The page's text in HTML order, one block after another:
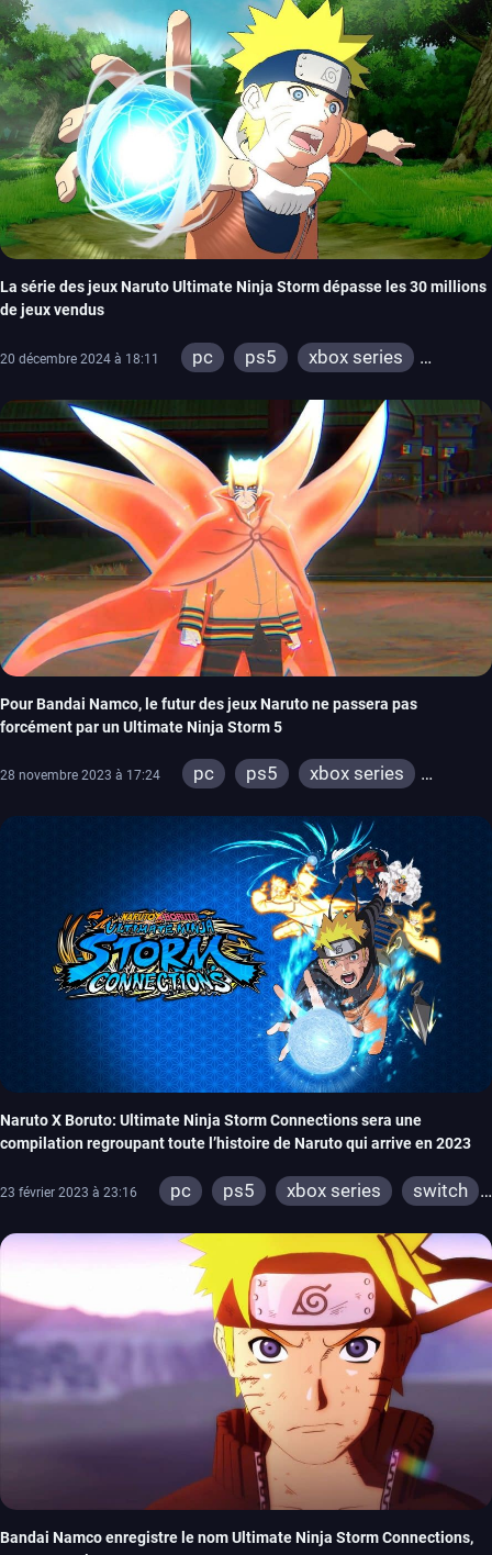
La série des jeux Naruto Ultimate Ninja Storm dépasse les 30 millions
de jeux vendus
20 décembre 2024 à 18:11 pc ps5
xbox series
Pour Bandai Namco, le futur des jeux Naruto ne passera pas
forcément par un Ultimate Ninja Storm 5
28 novembre 2023 à 17:24 pc ps5
xbox series
Naruto X Boruto: Ultimate Ninja Storm Connections sera une
compilation regroupant toute l’histoire de Naruto qui arrive en 2023
23 février 2023 à 23:16 pc ps5 xbox series
switch
Bandai Namco enregistre le nom Ultimate Ninja Storm Connections,